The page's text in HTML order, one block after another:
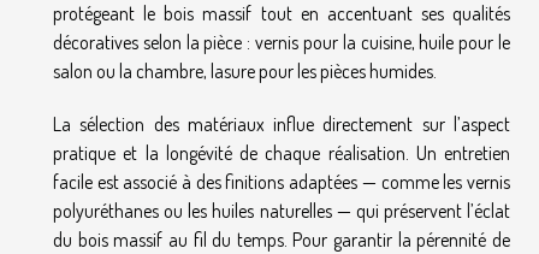
protégeant le bois massif tout en accentuant ses qualités
décoratives selon la pièce : vernis pour la cuisine, huile pour le
salon ou la chambre, lasure pour les pièces humides.
La sélection des matériaux influe directement sur l’aspect
pratique et la longévité de chaque réalisation. Un entretien
facile est associé à des finitions adaptées — comme les vernis
polyuréthanes ou les huiles naturelles — qui préservent l’éclat
du bois massif au fil du temps. Pour garantir la pérennité de